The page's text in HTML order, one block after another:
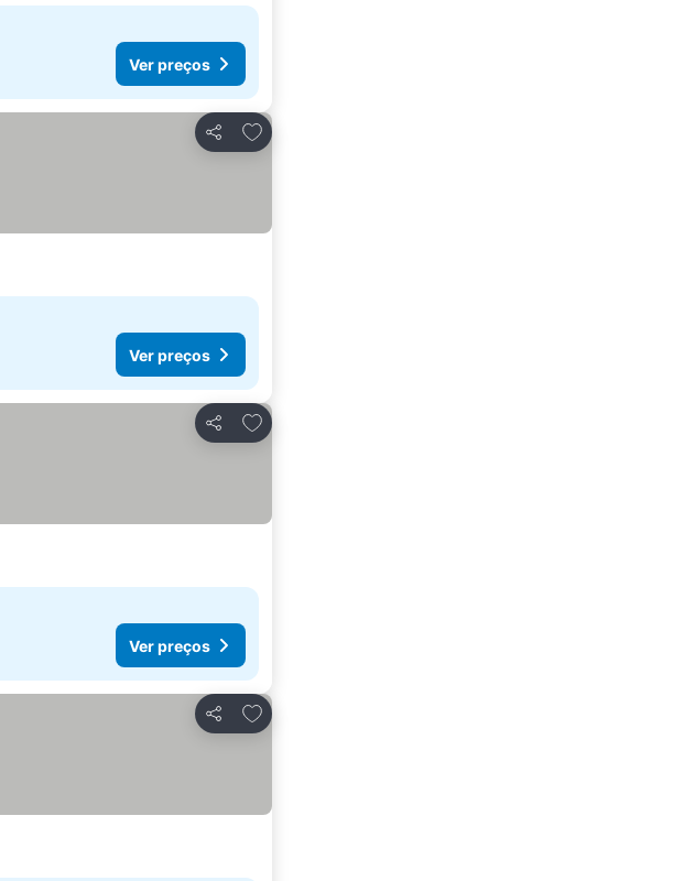
Ver preços
Partilhar
Adicionar aos favoritos
Ver preços
Partilhar
Adicionar aos favoritos
Ver preços
Partilhar
Adicionar aos favoritos